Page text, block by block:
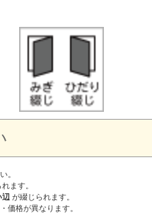
。
ます。
辺 が綴じられます。
価格が異なります。